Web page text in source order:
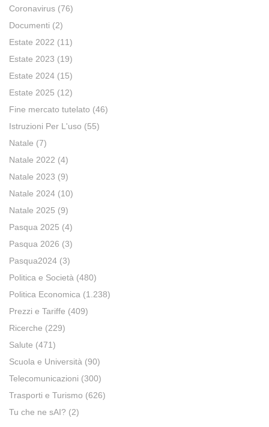
Coronavirus (76)
Documenti (2)
Estate 2022 (11)
Estate 2023 (19)
Estate 2024 (15)
Estate 2025 (12)
Fine mercato tutelato (46)
Istruzioni Per L'uso (55)
Natale (7)
Natale 2022 (4)
Natale 2023 (9)
Natale 2024 (10)
Natale 2025 (9)
Pasqua 2025 (4)
Pasqua 2026 (3)
Pasqua2024 (3)
Politica e Società (480)
Politica Economica (1.238)
Prezzi e Tariffe (409)
Ricerche (229)
Salute (471)
Scuola e Università (90)
Telecomunicazioni (300)
Trasporti e Turismo (626)
Tu che ne sAI? (2)